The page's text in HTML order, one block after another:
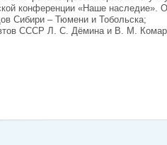
конференции «Наше
Сибири – Тюмени и Тобольска;
СССР Л. С. Дёмина и В. М.